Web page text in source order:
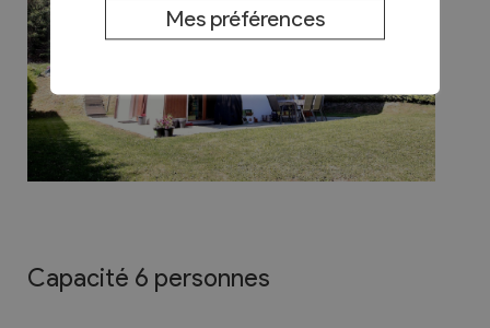
Capacité 6 personnes
Mes préférences